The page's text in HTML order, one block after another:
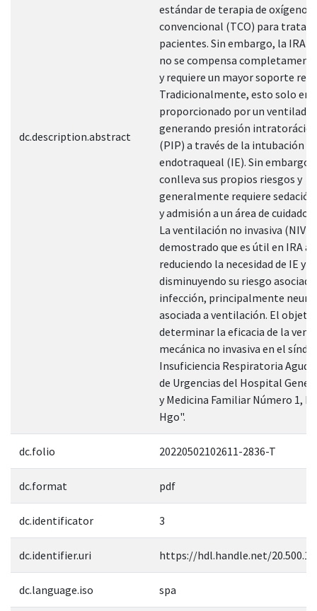
dc.description.abstract
estándar de terapia de oxígeno
convencional (TCO) para tratar
pacientes. Sin embargo, la IRA
no se compensa
y requiere un mayor soporte
Tradicionalmente, esto solo era
proporcionado por un
generando presión
(PIP) a través de la intubación
endotraqueal (IE). Sin embargo,
conlleva sus propios riesgos y
generalmente requiere
y admisión a un área de
La ventilación no invasiva (NIV)
demostrado que es útil en IRA
reduciendo la necesidad de IE y
disminuyendo su riesgo
infección, principalmente
asociada a ventilación. El
determinar la eficacia de la
mecánica no invasiva en el
Insuficiencia Respiratoria Aguda
de Urgencias del Hospital
y Medicina Familiar Número 1,
Hgo".
dc.folio 20220502102611-2836-T
dc.format pdf
dc.identificator 3
dc.identifier.uri https://hdl.handle.net/
dc.language.iso spa